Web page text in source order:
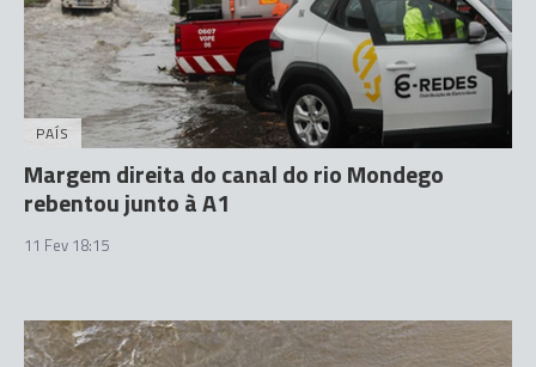
PAÍS
Margem direita do canal do rio Mondego
rebentou junto à A1
11 Fev 18:15